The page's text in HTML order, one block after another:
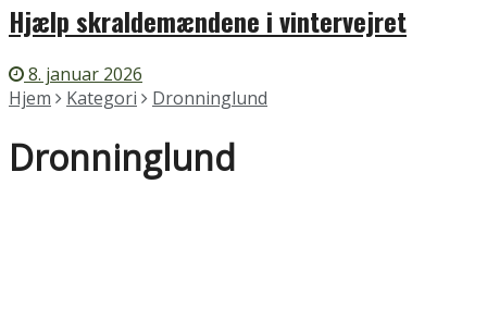
Hjælp skraldemændene i vintervejret
8. januar 2026
Hjem
Kategori Dronninglund
Dronninglund